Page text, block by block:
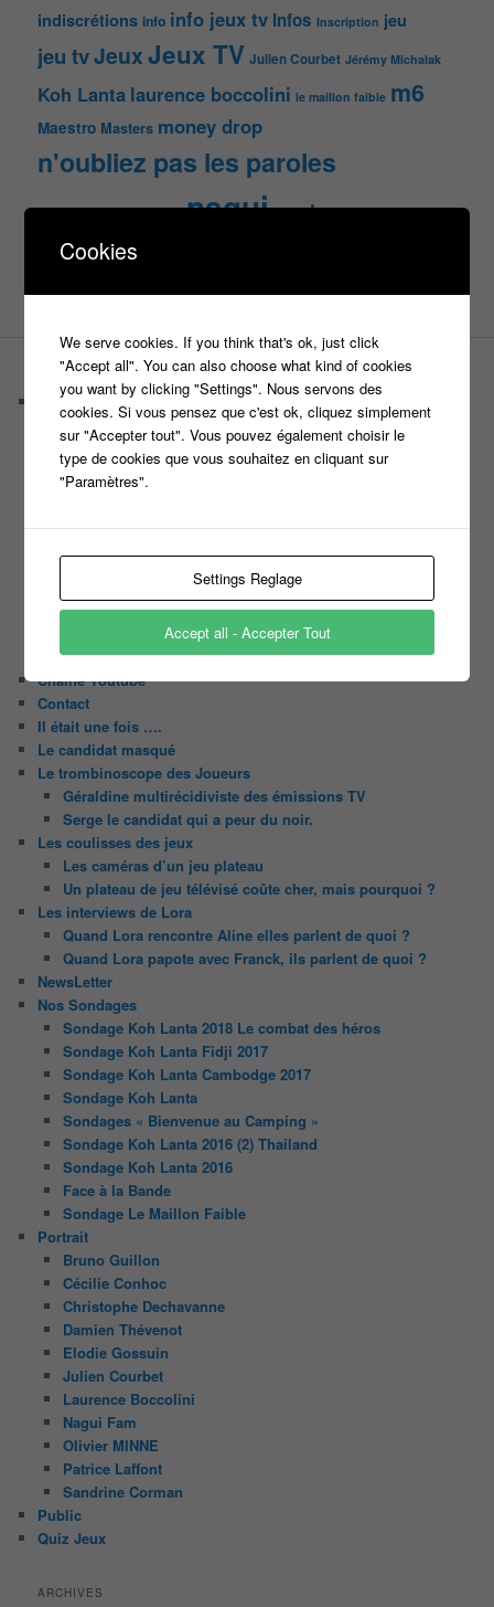
indiscrétions info info jeux tv Infos Inscription jeu
jeu tvJeuxJeux TV Julien Courbet Jérémy Michalak
Koh Lanta laurence boccolini le maillon faible m6
Maestro Masters money drop
n'oubliez pas les paroles
naguinoplp nrj12
Olivier Minne
tournagetv W9
PAGES
Castings
C’est quoi un casteur ?
C’est quoi un directeur de casting ?
Harry
Motus
Tous les castings
Les 12 coups de midi
Les Z’Amours
N’oubliez Pas Les Paroles
Tout le monde veut prendre sa place
Chaine Youtube
Contact
Il était une fois ….
Le candidat masqué
Le trombinoscope des Joueurs
Géraldine multirécidiviste des émissions TV
Serge le candidat qui a peur du noir.
Les coulisses des jeux
Les caméras d’un jeu plateau
Un plateau de jeu télévisé coûte cher, mais pourquoi ?
Les interviews de Lora
Quand Lora rencontre Aline elles parlent de quoi ?
Quand Lora papote avec Franck, ils parlent de quoi ?
NewsLetter
Nos Sondages
Sondage Koh Lanta 2018 Le combat des héros
Sondage Koh Lanta Fidji 2017
Sondage Koh Lanta Cambodge 2017
Sondage Koh Lanta
Sondages « Bienvenue au Camping »
Sondage Koh Lanta 2016 (2) Thailand
Sondage Koh Lanta 2016
Face à la Bande
Sondage Le Maillon Faible
Portrait
Bruno Guillon
Cécilie Conhoc
Christophe Dechavanne
Damien Thévenot
Elodie Gossuin
Julien Courbet
Laurence Boccolini
Nagui Fam
Olivier MINNE
Patrice Laffont
Sandrine Corman
Public
Quiz Jeux
ARCHIVES
Cookies
We serve cookies. If you think that's ok, just click
"Accept all". You can also choose what kind of cookies
you want by clicking "Settings". Nous servons des
cookies. Si vous pensez que c'est ok, cliquez simplement
sur "Accepter tout". Vous pouvez également choisir le
type de cookies que vous souhaitez en cliquant sur
"Paramètres".
Settings Reglage
Accept all - Accepter Tout